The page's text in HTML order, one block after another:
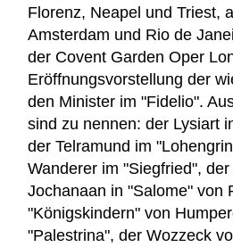
Florenz, Neapel und Triest,
Amsterdam und Rio de
der Covent Garden Oper
Eröffnungsvorstellung der
den Minister im "Fidelio".
sind zu nennen: der Lysiart
der Telramund im
Wanderer im "Siegfried",
Jochanaan in "Salome" von
"Königskindern" von
"Palestrina", der Wozzeck